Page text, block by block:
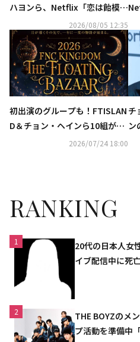
ハヨンら、Netflix「恋は飴模
様」制作発表会に出席2026/08/05 12:35
初出演のグループも！FTISLAN
D＆チョン・ヘインら10組が集
結「FNC KINGDOM」日本で12
2026/07/24 18:00
チ
ン
RANKING
1
20代の日本人女
イブ配信中に死
2
THE BOYZのメ
プ活動を準備中